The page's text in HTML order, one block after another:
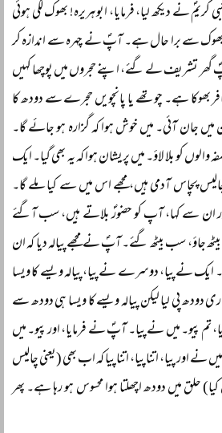
نے دیکھ لیا، فرمایا، ابوہریرہ! بھوک لگی ہوئی
سے برا حال ہے۔ آپؐ نے چہرہ سے اندازہ کر
گھر تشریف لے گئے، اپنے حجروں میں پوچھا کہیں
بھوکا ہے۔ چوتھے یا پانچویں حجرے سے دودھ کا
جان آئی۔ میں خوش ہوا کہ گزارہ ہو جائے گا۔
کو بلا لاؤ۔ میں پریشان ہوا کہ یہ بھی گیا۔ ایک
پچاس آدمی ہیں، مجھے اس میں سے کیا ملے گا۔
اور ان سے کہا، آپ کو حضورؐ بلاتے ہیں، سب آگئے
جاؤ، سب بیٹھ گئے۔ آپؐ نے مجھے پیالہ دیا کہ ان
ایک نے پیا، دوسرے نے پیا، پیالہ ویسے کا ویسا
دودھ پی لیا لیکن پیالہ ویسے کا ویسا ہی دودھ سے
تم پیو۔ میں نے پیا۔ آپؐ نے فرمایا، اور پیو۔ میں
نے اور پیا، اتنا پیا، اتنا پیا کہ اب بھی (یعنی چالیس
حلق میں دودھ اچھلتا ہوا محسوس ہو رہا ہے۔ پھر